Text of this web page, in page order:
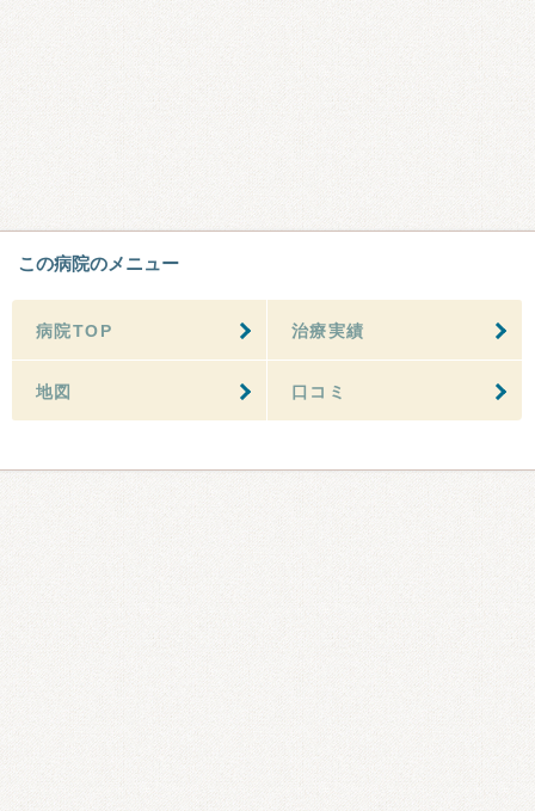
この病院のメニュー
病院TOP 治療実績
地図 口コミ